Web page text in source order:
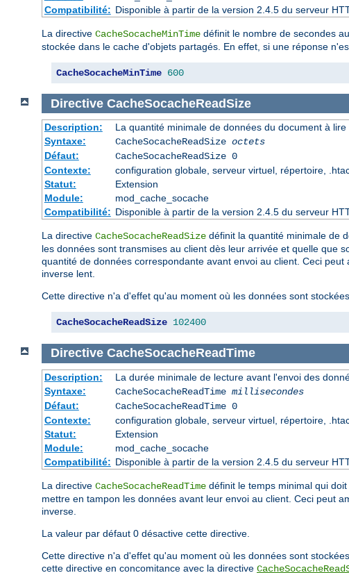
Compatibilité: Disponible à partir de la version 2.4.5 du serveur
La directive CacheSocacheMinTime définit le nombre de secondes
stockée dans le cache d'objets partagés. En effet, si une réponse
CacheSocacheMinTime 600
Directive CacheSocacheReadSize
Description:
La quantité minimale de données du document à
Syntaxe:
CacheSocacheReadSize octets
Défaut:
CacheSocacheReadSize 0
Contexte:
configuration globale, serveur virtuel, répertoire,
Statut:
Extension
Module:
mod_cache_socache
Compatibilité: Disponible à partir de la version 2.4.5 du serveur
La directive CacheSocacheReadSize définit la quantité minimale de
les données sont transmises au client dès leur arrivée et quelle que
quantité de données correspondante avant envoi au client. Ceci
inverse lent.
Cette directive n'a d'effet qu'au moment où les données sont
CacheSocacheReadSize 102400
Directive CacheSocacheReadTime
Description:
La durée minimale de lecture avant l'envoi des
Syntaxe:
CacheSocacheReadTime millisecondes
Défaut:
CacheSocacheReadTime 0
Contexte:
configuration globale, serveur virtuel, répertoire,
Statut:
Extension
Module:
mod_cache_socache
Compatibilité: Disponible à partir de la version 2.4.5 du serveur
La directive CacheSocacheReadTime définit le temps minimal qui
mettre en tampon les données avant leur envoi au client. Ceci peut
inverse.
La valeur par défaut 0 désactive cette directive.
Cette directive n'a d'effet qu'au moment où les données sont
cette directive en concomitance avec la directive